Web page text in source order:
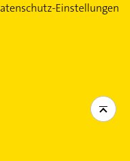
Einstellungen